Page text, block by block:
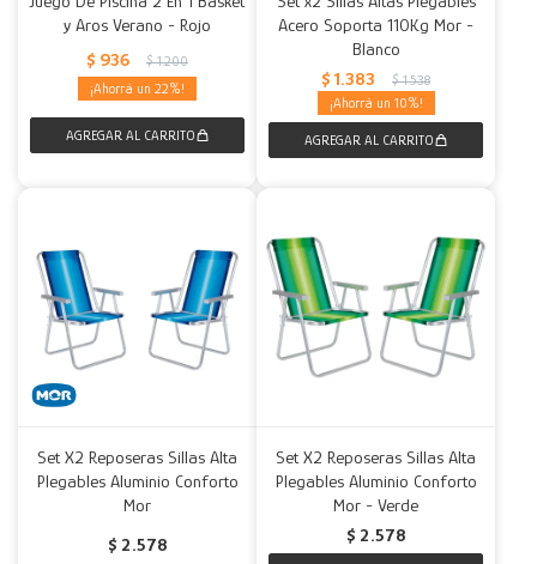
y Aros Verano - Rojo
$ 936 $ 1.200
22
Acero Soporta 110Kg Mor -
Blanco
$ 1.383 $ 1.538
10
Set X2 Reposeras Sillas Alta
Plegables Aluminio Conforto
Mor
$ 2.578
Set X2 Reposeras Sillas Alta
Plegables Aluminio Conforto
Mor - Verde
$ 2.578